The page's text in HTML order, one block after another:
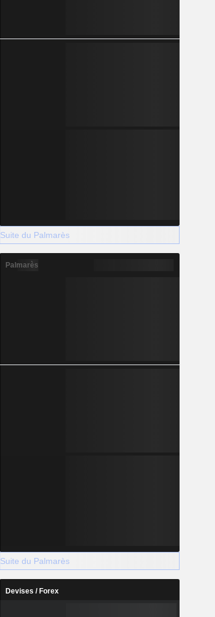
Suite du Palmarès
Palmarès
Suite du Palmarès
Devises / Forex